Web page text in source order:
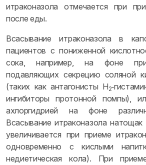
итраконазола отмечается при
после еды.
Всасывание итраконазола в
пациентов с пониженной
сока, например, на фоне
подавляющих секрецию соляной
(таких как антагонисты H2
ингибиторы протонной помпы),
ахлоргидрией на фоне
Всасывание итраконазола
увеличивается при приеме
одновременно с кислыми
недиетическая кола). При